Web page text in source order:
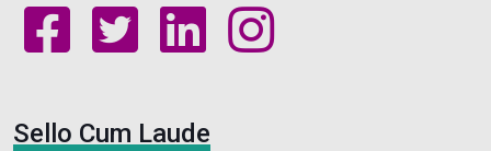
Sello Cum Laude